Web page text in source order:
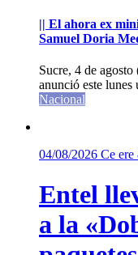
|| El ahora ex
Samuel Doria
Sucre, 4 de
anunció este lunes
Nacional
04/08/2026 Ce ere
Entel
a la